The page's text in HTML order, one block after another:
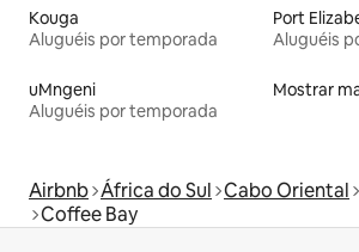
Kouga
Aluguéis por temporada
Port
Aluguéis
uMngeni
Aluguéis por temporada
Mostrar
Airbnb África do Sul Cabo Oriental
Coffee Bay